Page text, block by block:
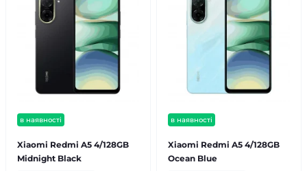
в наявності
Xiaomi Redmi A5 4/128GB
Midnight Black
в наявності
Xiaomi Redmi A5 4/128GB
Ocean Blue